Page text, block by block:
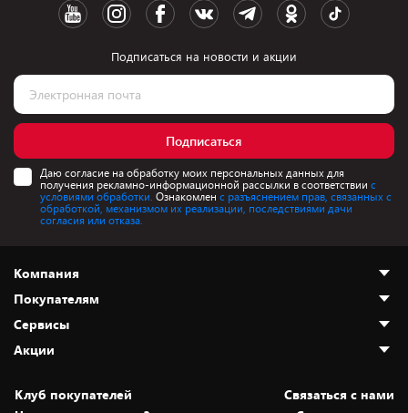
Подписаться на новости и акции
Подписаться
Даю согласие на обработку моих персональных данных для
получения рекламно-информационной рассылки в соответствии с
условиями обработки. Ознакомлен с разъяснением прав, связанных с
обработкой, механизмом их реализации, последствиями дачи
согласия или отказа.
Компания
О нас
Адреса магазинов
Новости
Статьи и обзоры
Покупателям
Как сделать заказ
Оплата и доставка
Безналичный расчёт
Сервисы
Установка техники
Акции
Скидки и промокоды
Клуб покупателей
Cвязаться с нами